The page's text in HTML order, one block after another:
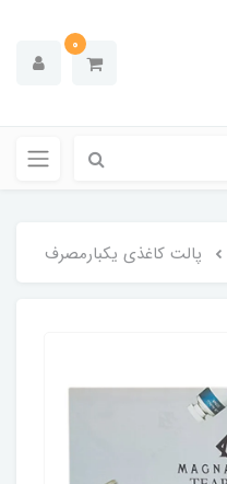
0
پالت کاغذی یکبارمصرف